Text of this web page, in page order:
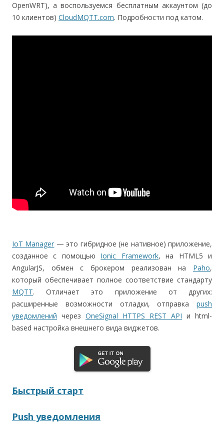
OpenWRT), а воспользуемся бесплатным аккаунтом (до
10 клиентов) CloudMQTT.com. Подробности под катом.
IoT Manager — это гибридное (не нативное) приложение,
созданное с помощью Ionic Framework, на HTML5 и
AngularJS, обмен с брокером реализован на Paho,
который обеспечивает полное соответствие стандарту
MQTT. Отличает это приложение от других:
расширенные возможности отладки, отправка push
уведомлений через OneSignal HTTPS REST API и html-
based настройка внешнего вида виджетов.
Быстрый старт
Push уведомления